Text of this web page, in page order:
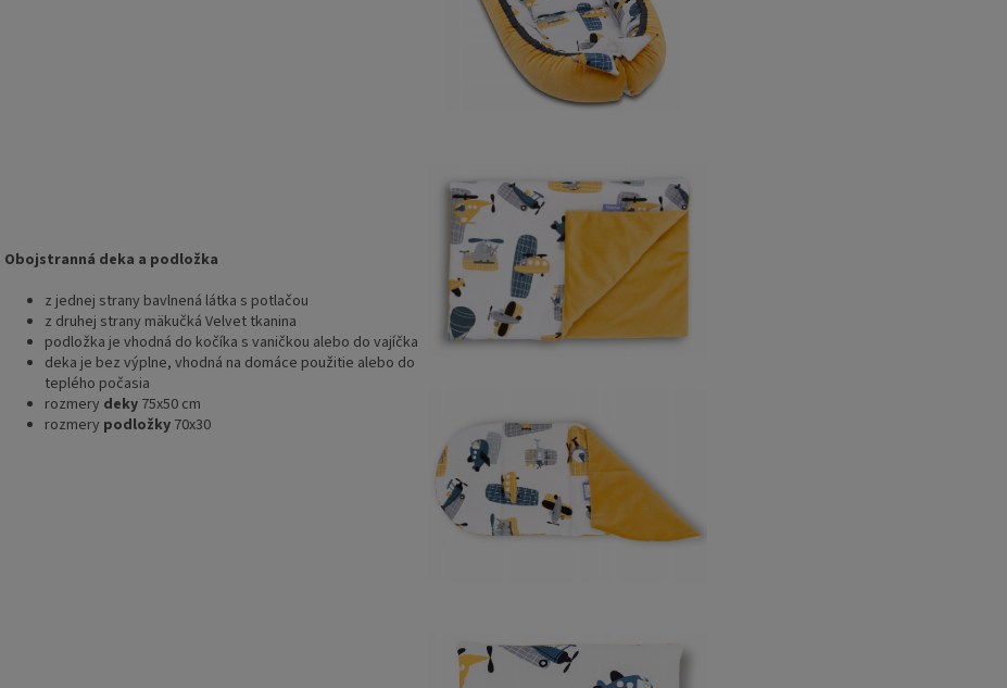
Obojstranná deka a podložka
z jednej strany bavlnená látka s potlačou
z druhej strany mäkučká Velvet tkanina
podložka je vhodná do kočíka s vaničkou alebo do vajíčka
deka je bez výplne, vhodná na domáce použitie alebo do
teplého počasia
rozmery deky 75x50 cm
rozmery podložky 70x30